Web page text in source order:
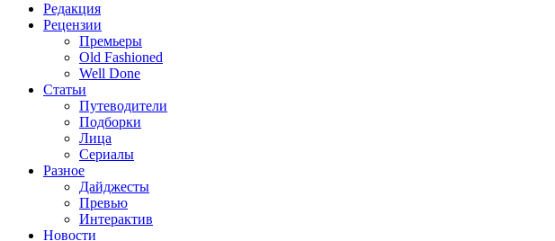
Редакция
Рецензии
Премьеры
Old Fashioned
Well Done
Статьи
Путеводители
Подборки
Лица
Сериалы
Разное
Дайджесты
Превью
Интерактив
Новости